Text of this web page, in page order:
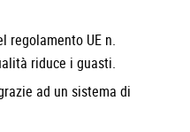
regolamento UE n.
riduce i guasti.
ad un sistema di